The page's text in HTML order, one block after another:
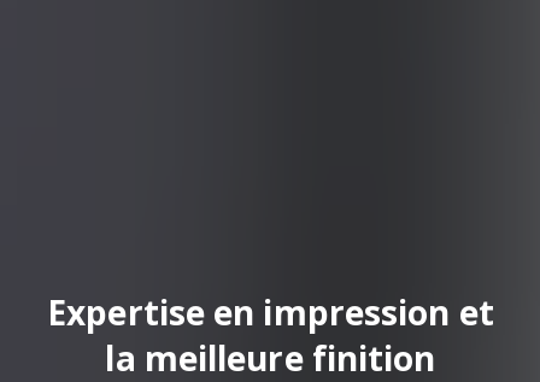
Expertise en impression et
la meilleure finition